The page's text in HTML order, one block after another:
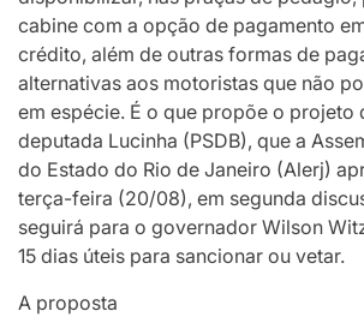
cabine com a opção de pagamento
crédito, além de outras formas de
alternativas aos motoristas que não
em espécie. É o que propõe o projeto
deputada Lucinha (PSDB), que a
do Estado do Rio de Janeiro (Alerj)
terça-feira (20/08), em segunda
seguirá para o governador Wilson
15 dias úteis para sancionar ou vetar.
A proposta